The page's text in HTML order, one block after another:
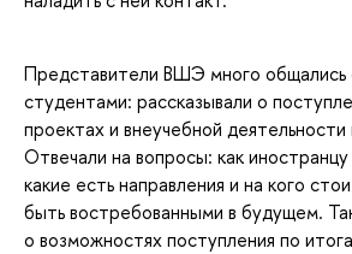
Представители ВШЭ много общались
студентами: рассказывали о
проектах и внеучебной
Отвечали на вопросы: как
какие есть направления и на кого
быть востребованными в будущем.
о возможностях поступления по